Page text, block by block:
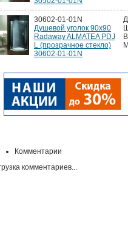
30602-01-01N
Душевой уголок 90х90
Radaway ALMATEA PDJ
L (прозрачное стекло)
30602-01-01N
Комментарии
комментариев...